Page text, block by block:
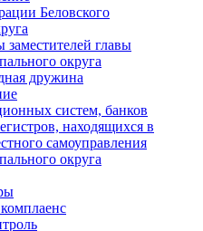
Беловского
главы
округа
дружина
систем, банков
находящихся в
самоуправления
округа